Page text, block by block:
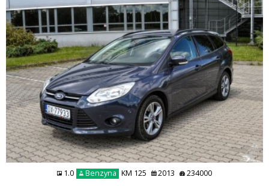
1.0 Benzyna KM 125 2013 234000